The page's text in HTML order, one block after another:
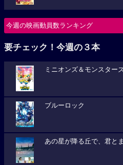
今週の映画動員数ランキング
要チェック！今週の３本
ミニオンズ＆モンスター
ブルーロック
あの星が降る丘で、君と